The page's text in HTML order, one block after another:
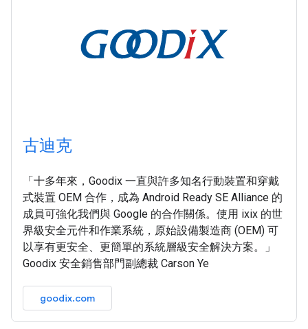
古迪克
「十多年來，Goodix 一直與許多知名行動裝置和穿戴
式裝置 OEM 合作，成為 Android Ready SE Alliance 的
成員可強化我們與 Google 的合作關係。使用 ixix 的世
界級安全元件和作業系統，原始設備製造商 (OEM) 可
以享有更安全、更簡單的系統層級安全解決方案。」
Goodix 安全銷售部門副總裁 Carson Ye
goodix.com